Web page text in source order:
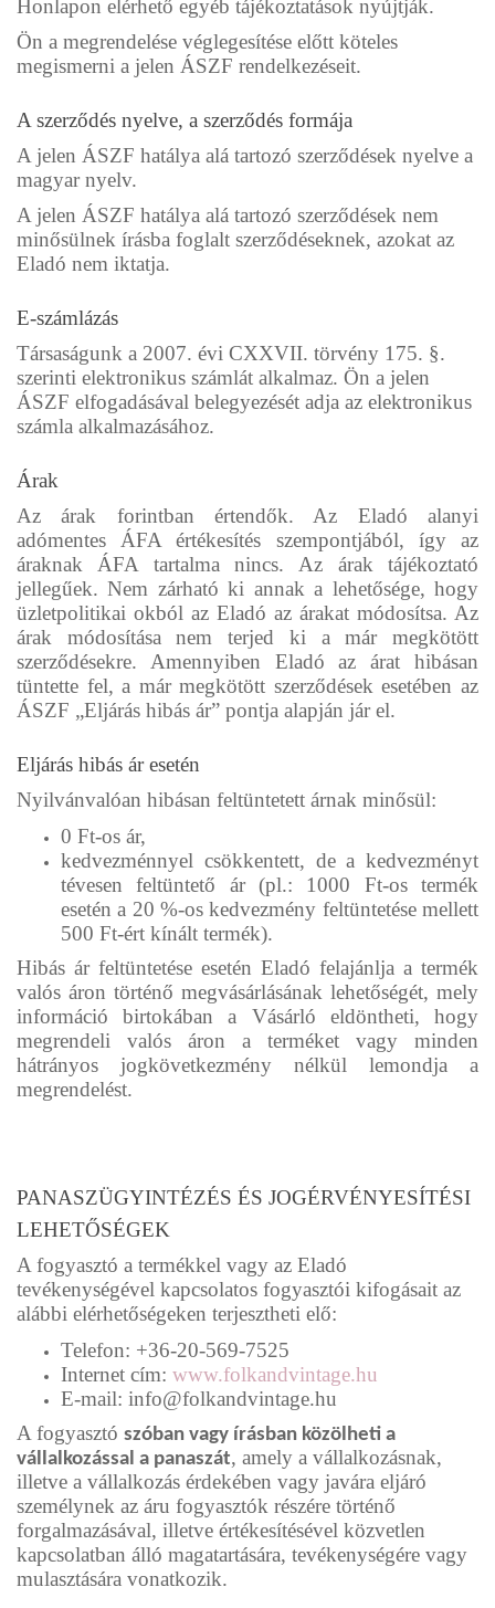
Honlapon elérhető egyéb tájékoztatások nyújtják.
Ön a megrendelése véglegesítése előtt köteles
megismerni a jelen ÁSZF rendelkezéseit.
A szerződés nyelve, a szerződés formája
A jelen ÁSZF hatálya alá tartozó szerződések nyelve a
magyar nyelv.
A jelen ÁSZF hatálya alá tartozó szerződések nem
minősülnek írásba foglalt szerződéseknek, azokat az
Eladó nem iktatja.
E-számlázás
Társaságunk a 2007. évi CXXVII. törvény 175. §.
szerinti elektronikus számlát alkalmaz. Ön a jelen
ÁSZF elfogadásával belegyezését adja az elektronikus
számla alkalmazásához.
Árak
Az árak forintban értendők. Az Eladó alanyi
adómentes ÁFA értékesítés szempontjából, így az
áraknak ÁFA tartalma nincs. Az árak tájékoztató
jellegűek. Nem zárható ki annak a lehetősége, hogy
üzletpolitikai okból az Eladó az árakat módosítsa. Az
árak módosítása nem terjed ki a már megkötött
szerződésekre. Amennyiben Eladó az árat hibásan
tüntette fel, a már megkötött szerződések esetében az
ÁSZF „Eljárás hibás ár” pontja alapján jár el.
Eljárás hibás ár esetén
Nyilvánvalóan hibásan feltüntetett árnak minősül:
0 Ft-os ár,
kedvezménnyel csökkentett, de a kedvezményt
tévesen feltüntető ár (pl.: 1000 Ft-os termék
esetén a 20 %-os kedvezmény feltüntetése mellett
500 Ft-ért kínált termék).
Hibás ár feltüntetése esetén Eladó felajánlja a termék
valós áron történő megvásárlásának lehetőségét, mely
információ birtokában a Vásárló eldöntheti, hogy
megrendeli valós áron a terméket vagy minden
hátrányos jogkövetkezmény nélkül lemondja a
megrendelést.
PANASZÜGYINTÉZÉS ÉS JOGÉRVÉNYESÍTÉSI
LEHETŐSÉGEK
A fogyasztó a termékkel vagy az Eladó
tevékenységével kapcsolatos fogyasztói kifogásait az
alábbi elérhetőségeken terjesztheti elő:
Telefon: +36-20-569-7525
Internet cím: www.folkandvintage.hu
E-mail: info@folkandvintage.hu
A fogyasztó szóban vagy írásban közölheti a
vállalkozással a panaszát, amely a vállalkozásnak,
illetve a vállalkozás érdekében vagy javára eljáró
személynek az áru fogyasztók részére történő
forgalmazásával, illetve értékesítésével közvetlen
kapcsolatban álló magatartására, tevékenységére vagy
mulasztására vonatkozik.